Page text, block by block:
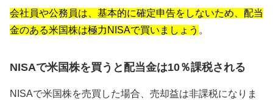
会社員や公務員は、基本的に確定申告をしないため、配当
金のある米国株は極力NISAで買いましょう 。
NISAで米国株を買うと配当金は10％課税される
NISAで米国株を売買した場合、売却益は非課税になりま